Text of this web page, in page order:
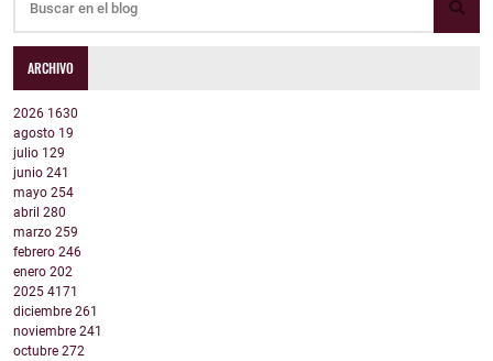
ARCHIVO
2026 1630
agosto 19
julio 129
junio 241
mayo 254
abril 280
marzo 259
febrero 246
enero 202
2025 4171
diciembre 261
noviembre 241
octubre 272